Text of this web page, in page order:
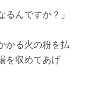
んですか？」
かる火の粉を払
を収めてあげ